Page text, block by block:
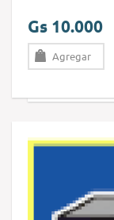
Gs 10.000
Agregar